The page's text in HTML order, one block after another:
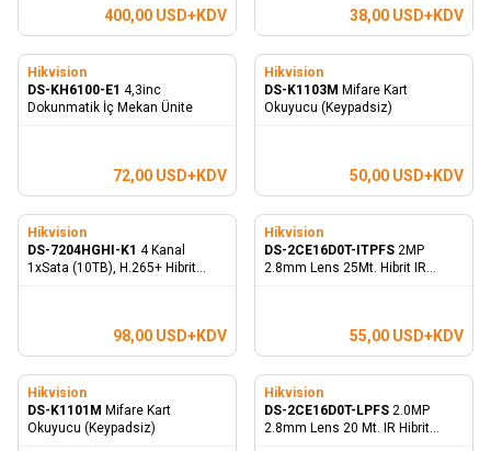
400,00 USD+KDV 38,00 USD+KDV
Hikvision
DS-KH6100-E1 4,3inc
Dokunmatik İç Mekan Ünite
72,00 USD+KDV
Hikvision
DS-K1103M Mifare Kart
Okuyucu (Keypadsiz)
50,00 USD+KDV
Hikvision
DS-7204HGHI-K1 4 Kanal
1xSata (10TB), H.265+ Hibrit
98,00 USD+KDV
Hikvision
DS-2CE16D0T-ITPFS 2MP
2.8mm Lens 25Mt. Hibrit IR
55,00 USD+KDV
Hikvision
DS-K1101M Mifare Kart
Okuyucu (Keypadsiz)
Hikvision
DS-2CE16D0T-LPFS 2.0MP
2.8mm Lens 20 Mt. IR Hibrit